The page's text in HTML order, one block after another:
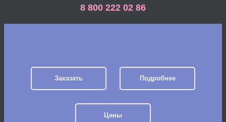
8 800 222 02 86
Заказать Подробнее
Цены